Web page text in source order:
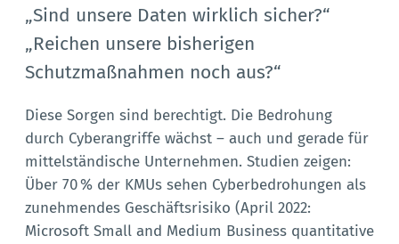
„Sind unsere Daten wirklich sicher?“
„Reichen unsere bisherigen
Schutzmaßnahmen noch aus?“
Diese Sorgen sind berechtigt. Die Bedrohung
durch Cyberangriffe wächst – auch und gerade für
mittelständische Unternehmen. Studien zeigen:
Über 70 % der KMUs sehen Cyberbedrohungen als
zunehmendes Geschäftsrisiko (April 2022:
Microsoft Small and Medium Business quantitative